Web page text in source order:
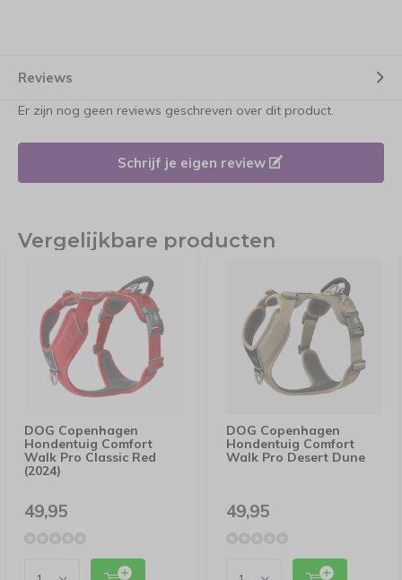
Reviews
Er zijn nog geen reviews geschreven over dit product.
Schrijf je eigen review
Vergelijkbare producten
DOG Copenhagen
Hondentuig Comfort
Walk Pro Classic Red
(2024)
49,95
DOG Copenhagen
Hondentuig Comfort
Walk Pro Desert Dune
49,95